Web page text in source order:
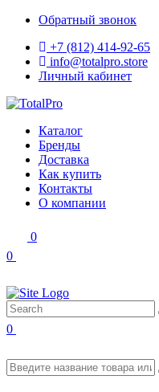
Обратный звонок
+7 (812) 414-92-65
info@totalpro.store
Личный кабинет
Каталог
Бренды
Доставка
Как купить
Контакты
О компании
0
0
0